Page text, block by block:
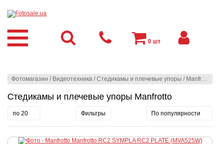
Фотомагазин / Видеотехника /Стедикамы и плечевые упоры / Manfrotto
Стедикамы и плечевые упоры Manfrotto
по 20 Фильтры По популярности
0 шт